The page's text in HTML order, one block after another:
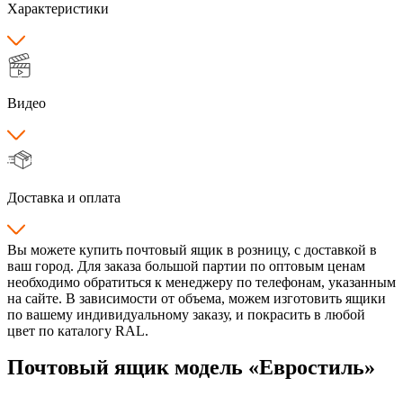
Характеристики
Видео
Доставка и оплата
Вы можете купить почтовый ящик в розницу, с доставкой в
ваш город. Для заказа большой партии по оптовым ценам
необходимо обратиться к менеджеру по телефонам, указанным
на сайте. В зависимости от объема, можем изготовить ящики
по вашему индивидуальному заказу, и покрасить в любой
цвет по каталогу RAL.
Почтовый ящик модель «Евростиль»